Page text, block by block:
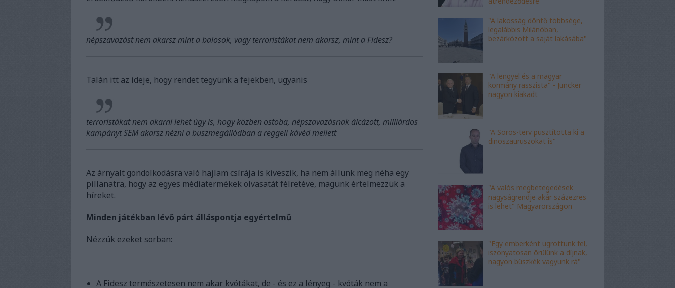
népszavazást nem akarsz mint a balosok, vagy terroristákat nem akarsz, mint a Fidesz?
Talán itt az ideje, hogy rendet tegyünk a fejekben, ugyanis
terroristákat nem akarni lehet úgy is, hogy közben ostoba, népszavazásnak álcázott, milliárdos
kampányt SEM akarsz nézni a buszmegállódban a reggeli kávéd mellett
Az árnyalt gondolkodásra való hajlam csírája is kiveszik, ha nem állunk meg néha egy
pillanatra, hogy az egyes médiatermékek olvasatát félretéve, magunk értelmezzük a
híreket.
Minden játékban lévő párt álláspontja egyértelmű
Nézzük ezeket sorban:
A Fidesz természetesen nem akar kvótákat, de - és ez a lényeg - kvóták nem a
"A lakosság döntő többsége,
legalábbis Milánóban,
bezárkózott a saját lakásába"
"A lengyel és a magyar
kormány rasszista" - Juncker
nagyon kiakadt
"A Soros-terv pusztította ki a
dinoszauruszokat is"
"A valós megbetegedések
nagyságrendje akár százezres
is lehet" Magyarországon
"Egy emberként ugrottunk fel,
iszonyatosan örülünk a díjnak,
nagyon büszkék vagyunk rá"